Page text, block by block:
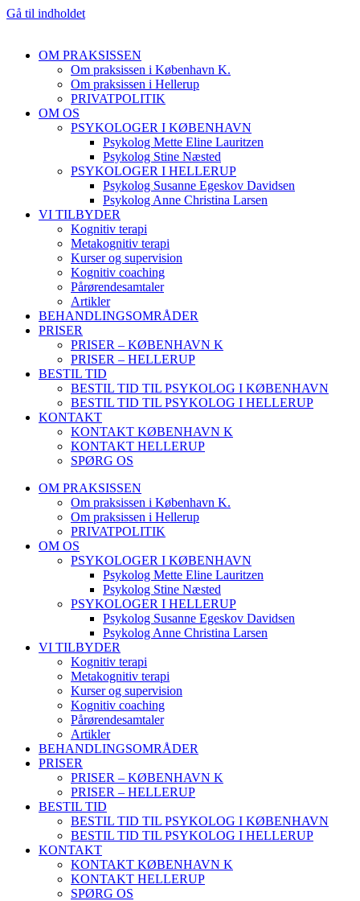
Gå til indholdet
OM PRAKSISSEN
Om praksissen i København K.
Om praksissen i Hellerup
PRIVATPOLITIK
OM OS
PSYKOLOGER I KØBENHAVN
Psykolog Mette Eline Lauritzen
Psykolog Stine Næsted
PSYKOLOGER I HELLERUP
Psykolog Susanne Egeskov Davidsen
Psykolog Anne Christina Larsen
VI TILBYDER
Kognitiv terapi
Metakognitiv terapi
Kurser og supervision
Kognitiv coaching
Pårørendesamtaler
Artikler
BEHANDLINGSOMRÅDER
PRISER
PRISER – KØBENHAVN K
PRISER – HELLERUP
BESTIL TID
BESTIL TID TIL PSYKOLOG I KØBENHAVN
BESTIL TID TIL PSYKOLOG I HELLERUP
KONTAKT
KONTAKT KØBENHAVN K
KONTAKT HELLERUP
SPØRG OS
OM PRAKSISSEN
Om praksissen i København K.
Om praksissen i Hellerup
PRIVATPOLITIK
OM OS
PSYKOLOGER I KØBENHAVN
Psykolog Mette Eline Lauritzen
Psykolog Stine Næsted
PSYKOLOGER I HELLERUP
Psykolog Susanne Egeskov Davidsen
Psykolog Anne Christina Larsen
VI TILBYDER
Kognitiv terapi
Metakognitiv terapi
Kurser og supervision
Kognitiv coaching
Pårørendesamtaler
Artikler
BEHANDLINGSOMRÅDER
PRISER
PRISER – KØBENHAVN K
PRISER – HELLERUP
BESTIL TID
BESTIL TID TIL PSYKOLOG I KØBENHAVN
BESTIL TID TIL PSYKOLOG I HELLERUP
KONTAKT
KONTAKT KØBENHAVN K
KONTAKT HELLERUP
SPØRG OS